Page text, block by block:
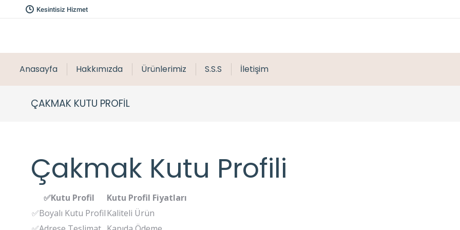
Kesintisiz Hizmet
Anasayfa Hakkımızda Ürünlerimiz S.S.S İletişim
ÇAKMAK KUTU PROFIL
Çakmak Kutu Profili
✅Kutu Profil
Kutu Profil Fiyatları
✅Boyalı Kutu ProfilKaliteli Ürün